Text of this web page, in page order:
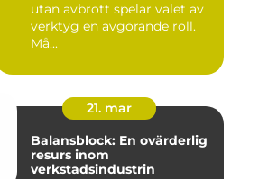
utan avbrott spelar valet av
verktyg en avgörande roll.
Må...
21. mar
Balansblock: En ovärderlig
resurs inom
verkstadsindustrin